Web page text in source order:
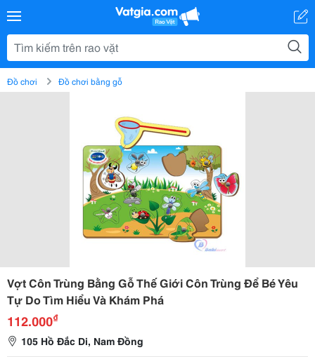
Đồ chơi Đồ chơi bằng gỗ
Vợt Côn Trùng Bằng Gỗ Thế Giới Côn Trùng Để Bé Yêu
Tự Do Tìm Hiểu Và Khám Phá
112.000₫
105 Hồ Đắc Di, Nam Đồng